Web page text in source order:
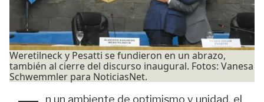
Weretilneck y Pesatti se fundieron en un abrazo,
también al cierre del discurso inaugural. Fotos: Vanesa
Schwemmler para NoticiasNet.
n un ambiente de optimismo y unidad, el